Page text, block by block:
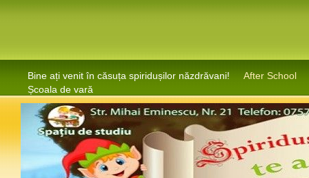
Bine ați venit în căsuța spiridușilor năzdrăvani!
After School
Școala de vară